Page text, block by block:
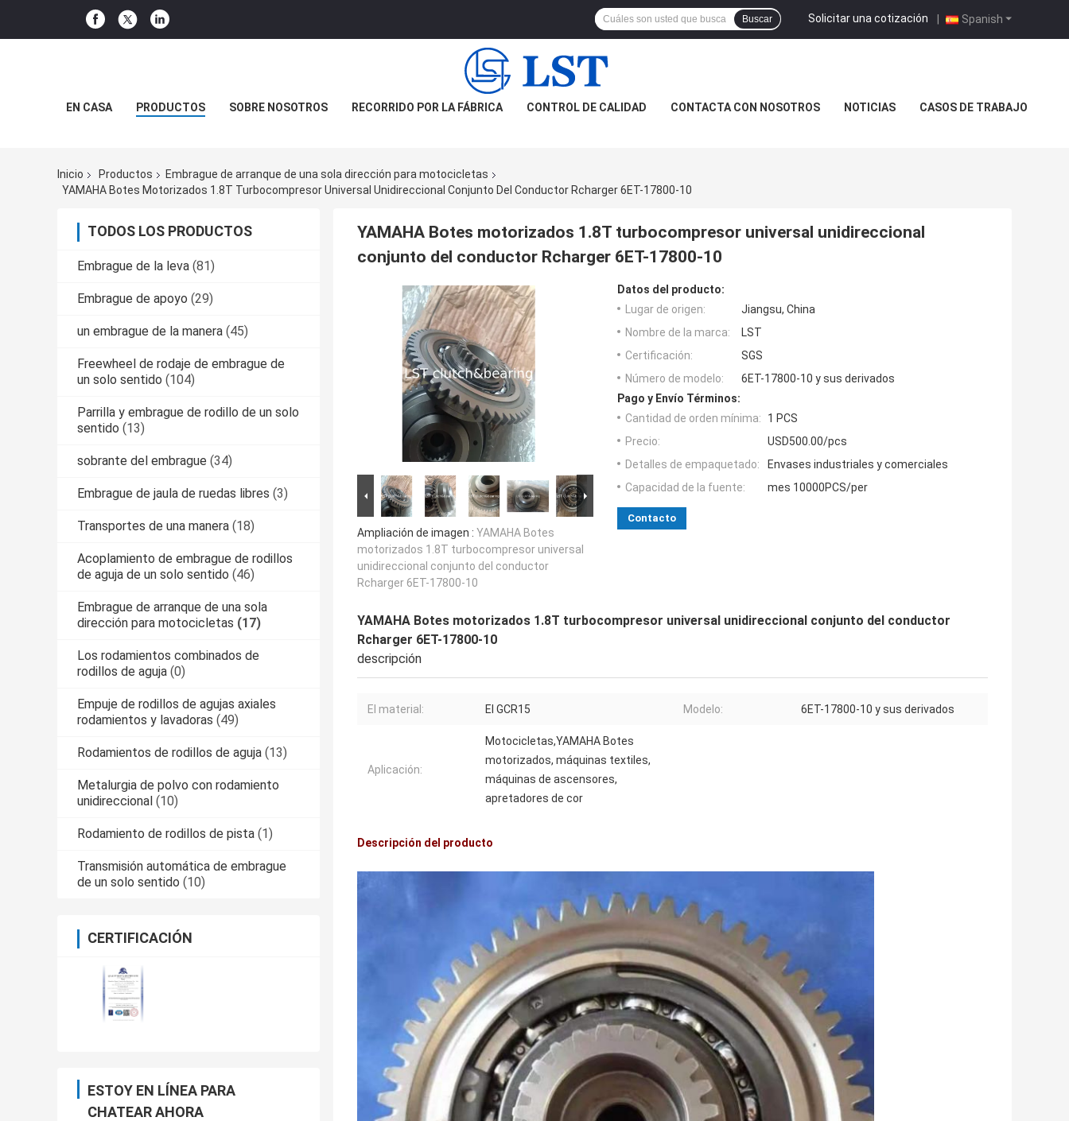
Spanish
Solicitar una cotización |
Buscar
EN CASA PRODUCTOS SOBRE NOSOTROS RECORRIDO POR LA FÁBRICA CONTROL DE CALIDAD CONTACTA CON NOSOTROS NOTICIAS CASOS DE TRABAJO
Inicio Productos
Embrague de arranque de una sola dirección para motocicletas
YAMAHA Botes Motorizados 1.8T Turbocompresor Universal Unidireccional Conjunto Del Conductor Rcharger 6ET-17800-10
TODOS LOS PRODUCTOS
Embrague de la leva (81)
Embrague de apoyo (29)
un embrague de la manera (45)
Freewheel de rodaje de embrague de
un solo sentido (104)
Parrilla y embrague de rodillo de un solo
sentido (13)
sobrante del embrague (34)
Embrague de jaula de ruedas libres (3)
Transportes de una manera (18)
Acoplamiento de embrague de rodillos
de aguja de un solo sentido (46)
Embrague de arranque de una sola
dirección para motocicletas (17)
Los rodamientos combinados de
rodillos de aguja (0)
Empuje de rodillos de agujas axiales
rodamientos y lavadoras (49)
Rodamientos de rodillos de aguja (13)
Metalurgia de polvo con rodamiento
unidireccional (10)
Rodamiento de rodillos de pista (1)
Transmisión automática de embrague
de un solo sentido (10)
CERTIFICACIÓN
ESTOY EN LÍNEA PARA
CHATEAR AHORA
YAMAHA Botes motorizados 1.8T turbocompresor universal unidireccional
conjunto del conductor Rcharger 6ET-17800-10
Ampliación de imagen : YAMAHA Botes
motorizados 1.8T turbocompresor universal
unidireccional conjunto del conductor
Rcharger 6ET-17800-10
Datos del producto:
Lugar de origen:
Jiangsu, China
Nombre de la marca:
LST
Certificación:
SGS
Número de modelo:
6ET-17800-10 y sus derivados
Pago y Envío Términos:
Cantidad de orden mínima:
1 PCS
Precio:
USD500.00/pcs
Detalles de empaquetado:
Envases industriales y comerciales
Capacidad de la fuente:
mes 10000PCS/per
Contacto
YAMAHA Botes motorizados 1.8T turbocompresor universal unidireccional conjunto del conductor
Rcharger 6ET-17800-10
descripción
El material: El GCR15 Modelo: 6ET-17800-10 y sus derivados
Aplicación:
Motocicletas,YAMAHA Botes
motorizados, máquinas textiles,
máquinas de ascensores,
apretadores de cor
Descripción del producto